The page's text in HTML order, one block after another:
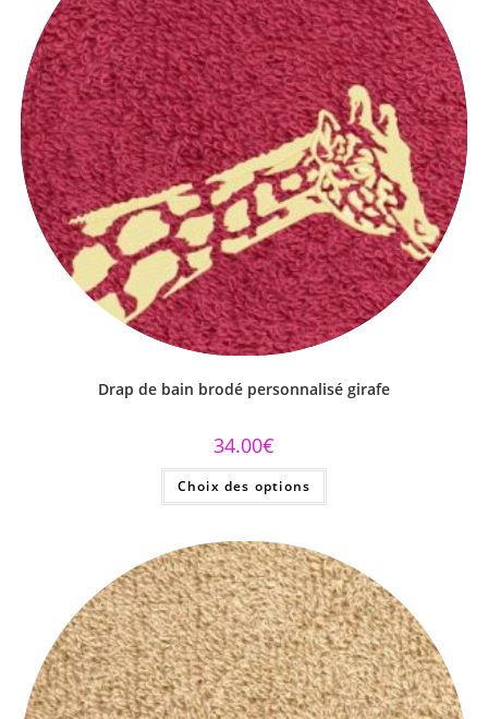
Drap de bain brodé personnalisé girafe
34.00€
Choix des options